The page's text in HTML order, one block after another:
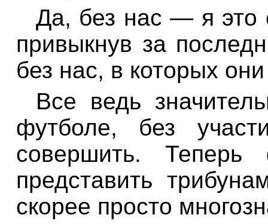
Да, без нас — я это
привыкнув за
без нас, в которых
Все ведь
футболе, без
совершить.
представить
скорее просто